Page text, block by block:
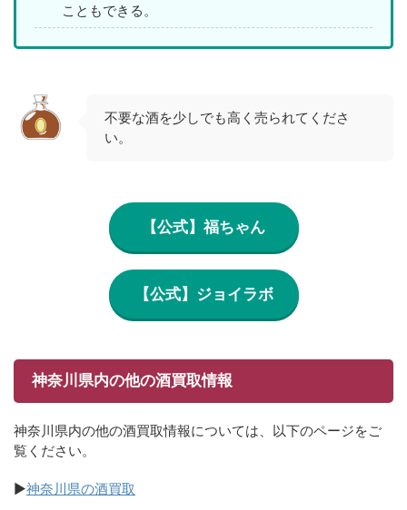
こともできる。
不要な酒を少しでも高く売られてくださ
い。
【公式】福ちゃん
【公式】ジョイラボ
神奈川県内の他の酒買取情報
神奈川県内の他の酒買取情報については、以下のページをご
覧ください。
▶神奈川県の酒買取